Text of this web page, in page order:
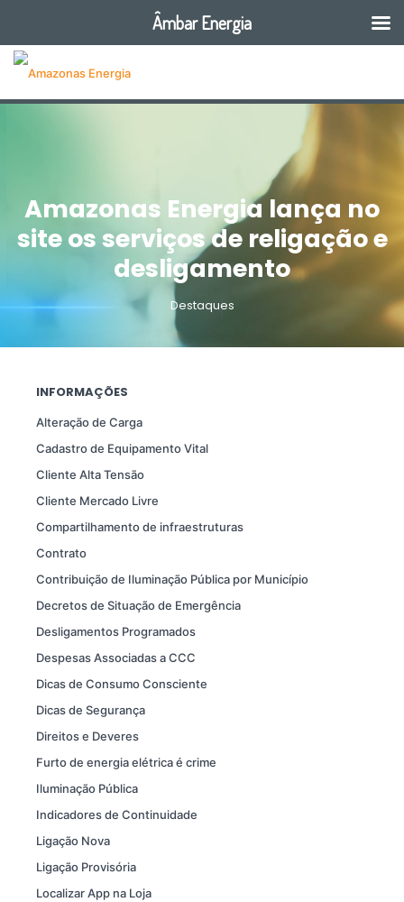
Amazonas Energia lança no
site os serviços de religação e
desligamento
Destaques
INFORMAÇÕES
Alteração de Carga
Cadastro de Equipamento Vital
Cliente Alta Tensão
Cliente Mercado Livre
Compartilhamento de infraestruturas
Contrato
Contribuição de Iluminação Pública por Município
Decretos de Situação de Emergência
Desligamentos Programados
Despesas Associadas a CCC
Dicas de Consumo Consciente
Dicas de Segurança
Direitos e Deveres
Furto de energia elétrica é crime
Iluminação Pública
Indicadores de Continuidade
Ligação Nova
Ligação Provisória
Localizar App na Loja
Âmbar Energia